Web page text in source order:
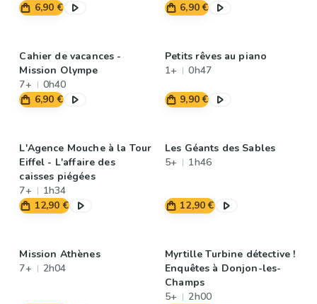
6,90 €
6,90 €
Cahier de vacances -
Mission Olympe
7+
0h40
6,90 €
Petits rêves au piano
1+
0h47
9,90 €
L'Agence Mouche à la Tour
Eiffel - L'affaire des
caisses piégées
7+
1h34
12,90 €
Les Géants des Sables
5+
1h46
12,90 €
Mission Athènes
7+
2h04
Myrtille Turbine détective !
Enquêtes à Donjon-les-
Champs
5+
2h00